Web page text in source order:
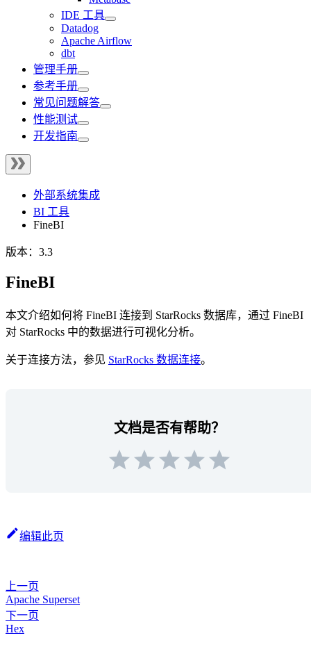
IDE 工具
Datadog
Apache Airflow
dbt
管理手册
参考手册
常见问题解答
性能测试
开发指南
外部系统集成
BI 工具
FineBI
版本：3.3
FineBI
本文介绍如何将 FineBI 连接到 StarRocks 数据库，通过 FineBI
对 StarRocks 中的数据进行可视化分析。
关于连接方法，参见 StarRocks 数据连接。
文档是否有帮助？
编辑此页
上一页
Apache Superset
下一页
Hex